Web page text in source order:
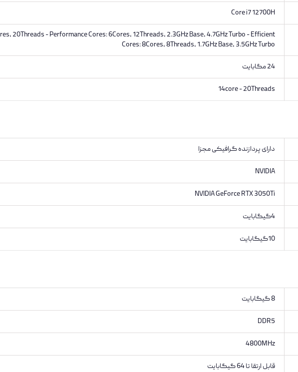
Core i7 12700H
20Threads - Performance Cores: 6Cores, 12Threads, 2.3GHz Base, 4.7GHz Turbo - Efficient
Cores: 8Cores, 8Threads, 1.7GHz Base, 3.5GHz Turbo
24 مگابایت
14core - 20Threads
دارای پردازنده گرافیکی مجزا
NVIDIA
NVIDIA GeForce RTX 3050Ti
4گیگابایت
10گیگابایت
8 گیگابایت
DDR5
4800MHz
قابل ارتقا تا 64 گیگابایت